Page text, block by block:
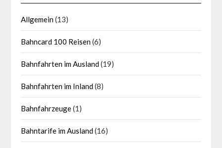
Allgemein(13)
Bahncard 100 Reisen(6)
Bahnfahrten im Ausland(19)
Bahnfahrten im Inland(8)
Bahnfahrzeuge(1)
Bahntarife im Ausland(16)